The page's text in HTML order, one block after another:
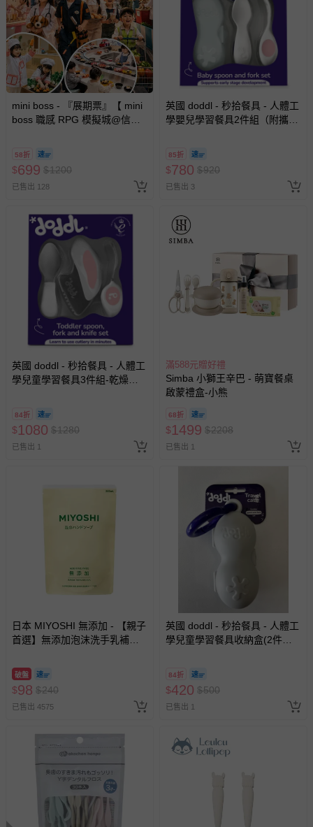
mini boss - 『展期票』【 mini
boss 職感 RPG 模擬城@信義
換，依現場梯次安排入場，逾
期作廢) (兒童票(2歲以上)贈一
名陪伴成人)
58折
$699 $1200
已售出 128
英國 doddl - 秒拾餐具 - 人體工
學嬰兒學習餐具2件組（附攜帶
85折
$780 $920
已售出 3
英國 doddl - 秒拾餐具 - 人體工
學兒童學習餐具3件組-乾燥玫
84折
$1080 $1280
已售出 1
滿588元贈好禮
Simba 小獅王辛巴 - 萌寶餐桌
啟蒙禮盒-小熊
68折
$1499 $2208
已售出 1
日本 MIYOSHI 無添加 - 【親子
首選】無添加泡沫洗手乳補充
破盤
$98 $240
已售出 4575
英國 doddl - 秒拾餐具 - 人體工
學兒童學習餐具收納盒(2件組
84折
$420 $500
已售出 1